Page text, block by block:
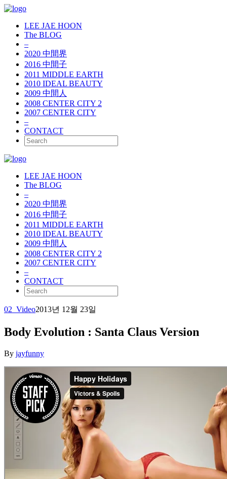
LEE JAE HOON
The BLOG
–
2020 中間界
2016 中間子
2011 MIDDLE EARTH
2010 IDEAL BEAUTY
2009 中間人
2008 CENTER CITY 2
2007 CENTER CITY
–
CONTACT
LEE JAE HOON
The BLOG
–
2020 中間界
2016 中間子
2011 MIDDLE EARTH
2010 IDEAL BEAUTY
2009 中間人
2008 CENTER CITY 2
2007 CENTER CITY
–
CONTACT
02_Video2013년 12월 23일
Body Evolution : Santa Claus Version
By jayfunny